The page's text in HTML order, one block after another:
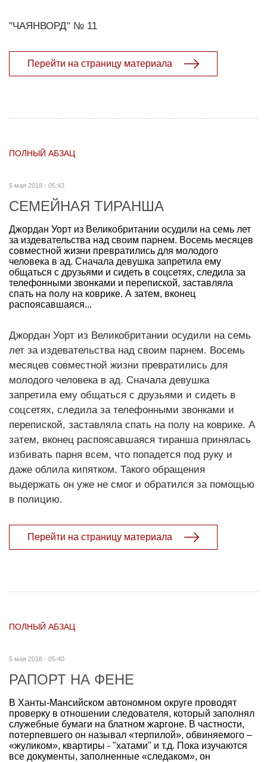
"ЧАЯНВОРД" № 11
Перейти на страницу материала
ПОЛНЫЙ АБЗАЦ
5 мая 2018 - 05:43
СЕМЕЙНАЯ ТИРАНША
Джордан Уорт из Великобритании осудили на семь лет
за издевательства над своим парнем. Восемь месяцев
совместной жизни превратились для молодого
человека в ад. Сначала девушка запретила ему
общаться с друзьями и сидеть в соцсетях, следила за
телефонными звонками и перепиской, заставляла
спать на полу на коврике. А затем, вконец
распоясавшаяся...
Джордан Уорт из Великобритании осудили на семь
лет за издевательства над своим парнем. Восемь
месяцев совместной жизни превратились для
молодого человека в ад. Сначала девушка
запретила ему общаться с друзьями и сидеть в
соцсетях, следила за телефонными звонками и
перепиской, заставляла спать на полу на коврике. А
затем, вконец распоясавшаяся тиранша принялась
избивать парня всем, что попадется под руку и
даже облила кипятком. Такого обращения
выдержать он уже не смог и обратился за помощью
в полицию.
Перейти на страницу материала
ПОЛНЫЙ АБЗАЦ
5 мая 2018 - 05:40
РАПОРТ НА ФЕНЕ
В Ханты-Мансийском автономном округе проводят
проверку в отношении следователя, который заполнял
служебные бумаги на блатном жаргоне. В частности,
потерпевшего он называл «терпилой», обвиняемого –
«жуликом», квартиры - "хатами" и т.д. Пока изучаются
все документы, заполненные «следаком», он